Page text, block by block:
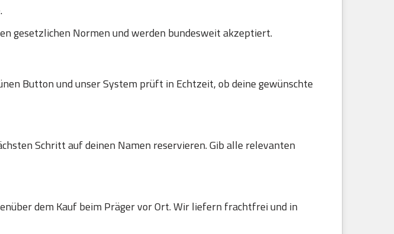
.
gesetzlichen Normen und werden bundesweit akzeptiert.
Button und unser System prüft in Echtzeit, ob deine gewünschte
Schritt auf deinen Namen reservieren. Gib alle relevanten
dem Kauf beim Präger vor Ort. Wir liefern frachtfrei und in